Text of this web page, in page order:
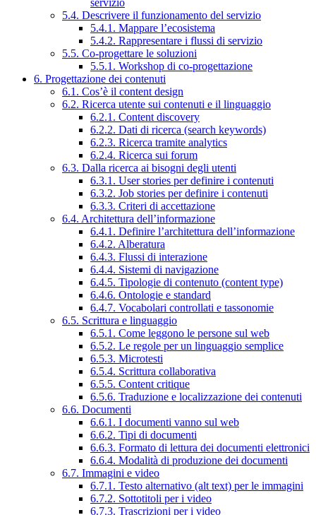
5.4. Descrivere il funzionamento del servizio
5.4.1. Mappare l’ecosistema
5.4.2. Rappresentare i flussi di servizio
5.5. Co-progettare le soluzioni
5.5.1. Workshop di co-progettazione
6. Progettazione dei contenuti
6.1. Cos’è il content design
6.2. Ricerca utente sui contenuti e il linguaggio
6.2.1. Content discovery
6.2.2. Dati di ricerca (search keywords)
6.2.3. Ricerca tramite analytics
6.2.4. Ricerca sui forum
6.3. Dalla ricerca ai bisogni degli utenti
6.3.1. User stories per definire i contenuti
6.3.2. Job stories per definire i contenuti
6.3.3. Criteri di accettazione
6.4. Architettura dell’informazione
6.4.1. Definire l’architettura dell’informazione
6.4.2. Alberatura
6.4.3. Flussi di interazione
6.4.4. Sistemi di navigazione
6.4.5. Tipologie di contenuto (content type)
6.4.6. Ontologie e standard
6.4.7. Vocabolari controllati e tassonomie
6.5. Scrittura e linguaggio
6.5.1. Come leggono le persone sul web
6.5.2. Le regole per un linguaggio semplice
6.5.3. Microtesti
6.5.4. Scrittura collaborativa
6.5.5. Content critique
6.5.6. Traduzione e localizzazione dei contenuti
6.6. Documenti
6.6.1. I documenti vanno sul web
6.6.2. Tipi di documenti
6.6.3. Formato di lettura dei documenti elettronici
6.6.4. Modalità di produzione dei documenti
6.7. Immagini e video
6.7.1. Testo alternativo (alt text) per le immagini
6.7.2. Sottotitoli per i video
6.7.3. Trascrizioni per i video